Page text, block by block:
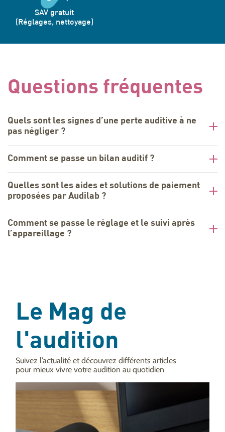
SAV gratuit
(Réglages, nettoyage)
Questions fréquentes
Quels sont les signes d’une perte auditive à ne
pas négliger ?
Comment se passe un bilan auditif ?
Quelles sont les aides et solutions de paiement
proposées par Audilab ?
Comment se passe le réglage et le suivi après
l’appareillage ?
Le Mag de
l'audition
Suivez l’actualité et découvrez différents articles
pour mieux vivre votre audition au quotidien